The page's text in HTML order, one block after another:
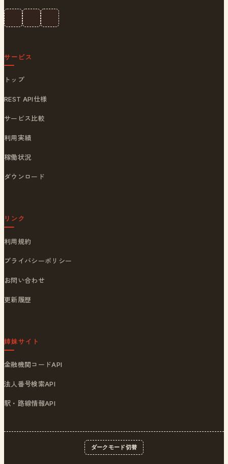
サービス
トップ
REST API仕様
サービス比較
利用実績
稼働状況
ダウンロード
リンク
利用規約
プライバシーポリシー
お問い合わせ
更新履歴
姉妹サイト
金融機関コードAPI
法人番号検索API
駅・路線情報API
ダークモード切替